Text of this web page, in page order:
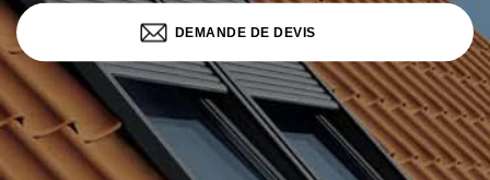
DEMANDE DE DEVIS